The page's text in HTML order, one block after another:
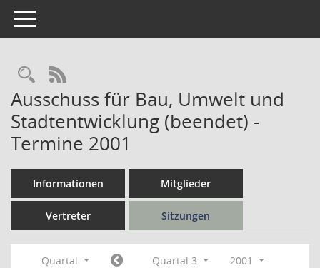
Toggle navigation
Rechercheauswahl
RSS-Feed
Ausschuss für Bau, Umwelt und
Stadtentwicklung (beendet) -
Termine 2001
Informationen Mitglieder
Vertreter Sitzungen
Quartal Quartal 3
2001